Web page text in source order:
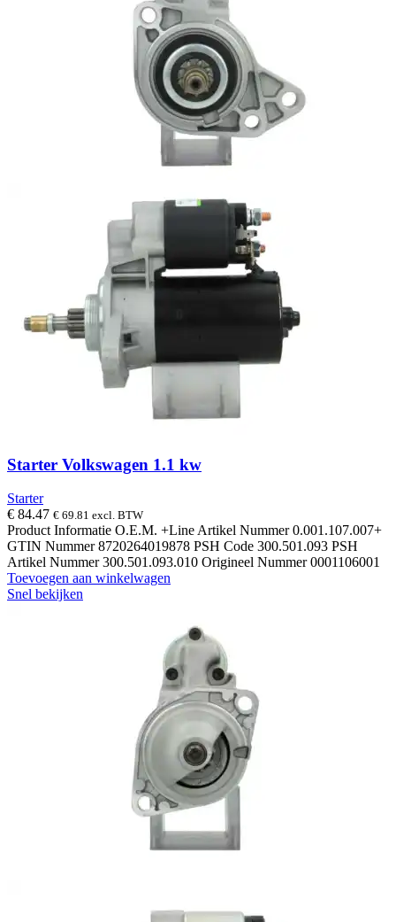
Starter Volkswagen 1.1 kw
Starter
€ 84.47 € 69.81 excl. BTW
Product Informatie O.E.M. +Line Artikel Nummer 0.001.107.007+
GTIN Nummer 8720264019878 PSH Code 300.501.093 PSH
Artikel Nummer 300.501.093.010 Origineel Nummer 0001106001
Toevoegen aan winkelwagen
Snel bekijken